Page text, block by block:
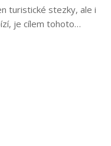
turistické stezky, ale i
je cílem tohoto